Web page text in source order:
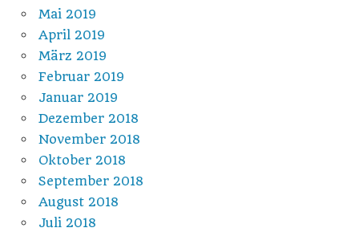
Mai 2019
April 2019
März 2019
Februar 2019
Januar 2019
Dezember 2018
November 2018
Oktober 2018
September 2018
August 2018
Juli 2018